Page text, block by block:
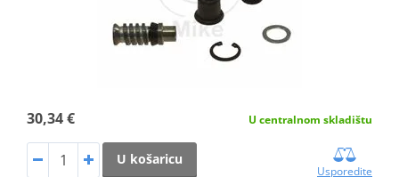
30,34 € U centralnom skladištu
U košaricu
Usporedite